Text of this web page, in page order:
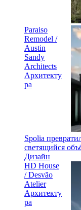
Paraiso
Remodel /
Austin
Sandy
Architects
Архитекту
ра
Spolia
светящийся
Дизайн
HD House
/ Desvão
Atelier
Архитекту
ра